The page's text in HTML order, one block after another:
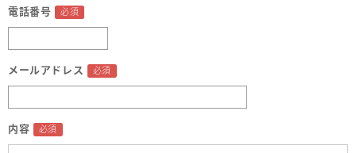
電話番号
メールアドレス
内容